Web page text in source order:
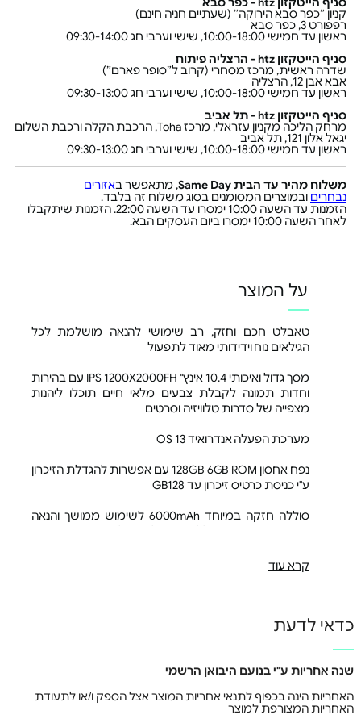
קניון ״כפר סבא הירוקה״ (שעתיים חניה חינם)
רפפורט 3, כפר סבא
ראשון עד חמישי 10:00-18:00, שישי וערבי חג 09:30-14:00
סניף הייטקזון htz - הרצליה פיתוח
שדרה ראשית, מרכז מסחרי (קרוב ל״סופר פארם״)
אבא אבן 12, הרצליה
ראשון עד חמישי 10:00-18:00, שישי וערבי חג 09:30-13:00
סניף הייטקזון htz - תל אביב
מרחק הליכה מקניון עזראלי, מרכז Toha, הרכבת הקלה ורכבת השלום
יגאל אלון 121, תל אביב
ראשון עד חמישי 10:00-18:00, שישי וערבי חג 09:30-13:00
משלוח מהיר עד הבית Same Day , מתאפשר באזורים
נבחרים ובמוצרים המסומנים בסוג משלוח זה בלבד.
הזמנות עד השעה 10:00 ימסרו עד השעה 22:00. הזמנות שיתקבלו
לאחר השעה 10:00 ימסרו ביום העסקים הבא.
על המוצר
טאבלט חכם וחזק, רב שימושי להנאה מושלמת לכל
הגילאים נוח וידידותי מאוד לתפעול
מסך גדול ואיכותי 10.4 אינץ" IPS 1200X2000FH עם בהירות
וחדות תמונה לקבלת צבעים מלאי חיים תוכלו ליהנות
מצפייה של סדרות טלוויזיה וסרטים
מערכת הפעלה אנדרואיד OS 13
נפח אחסון 128GB 6GB ROM עם אפשרות להגדלת הזיכרון
ע"י כניסת כרטיס זיכרון עד GB128
סוללה חזקה במיוחד 6000mAh לשימוש ממושך והנאה
טלפון רגיל וגם להתחבר לאינטרנט מכל מקום שתרצו
בסביבה בה אתם נמצאים
ועדשה אחורית 13 מגה פיקסל ברמה גבוהה לניהול שיחות
עיצוב בצבע לבן בעל גוף חזק עשוי מתכת יוקרתית בעובי -
קרא עוד
כדאי לדעת
שנה אחריות ע"י בנועם היבואן הרשמי
האחריות הינה בכפוף לתנאי אחריות המוצר אצל הספק ו/או לתעודת
האחריות המצורפת למוצר